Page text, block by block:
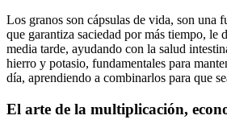
Los granos son cápsulas de vida, son una
que garantiza saciedad por más tiempo, le
media tarde, ayudando con la salud
hierro y potasio, fundamentales para
día, aprendiendo a combinarlos para que
El arte de la multiplicación,